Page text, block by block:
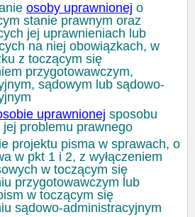
osoby uprawnionej o
stanie prawnym oraz
jej uprawnieniach lub
na niej obowiązkach, w
z toczącym się
przygotowawczym,
sądowym lub sądowo-
uprawnionej sposobu
jej problemu prawnego
projektu pisma w sprawach, o
w pkt 1 i 2, z wyłączeniem
w toczącym się
przygotowawczym lub
w toczącym się
sądowo-administracyjnym